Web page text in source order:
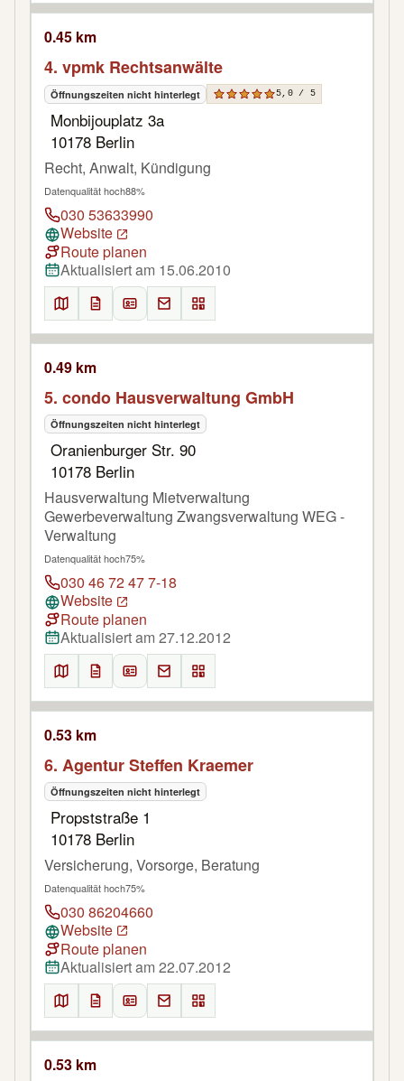
0.45 km
4. vpmk Rechtsanwälte
Öffnungszeiten nicht hinterlegt 5,0 / 5
Monbijouplatz 3a
10178 Berlin
Recht, Anwalt, Kündigung
Datenqualität hoch88%
030 53633990
Website
Route planen
Aktualisiert am 15.06.2010
0.49 km
5. condo Hausverwaltung GmbH
Öffnungszeiten nicht hinterlegt
Oranienburger Str. 90
10178 Berlin
Hausverwaltung Mietverwaltung
Gewerbeverwaltung Zwangsverwaltung WEG -
Verwaltung
Datenqualität hoch75%
030 46 72 47 7-18
Website
Route planen
Aktualisiert am 27.12.2012
0.53 km
6. Agentur Steffen Kraemer
Öffnungszeiten nicht hinterlegt
Propststraße 1
10178 Berlin
Versicherung, Vorsorge, Beratung
Datenqualität hoch75%
030 86204660
Website
Route planen
Aktualisiert am 22.07.2012
0.53 km